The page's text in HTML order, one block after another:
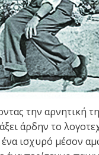
την αρνητική
άρδην το
ένα ισχυρό μέσον